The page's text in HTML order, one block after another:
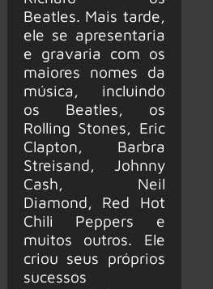
Beatles. Mais tarde,
ele se apresentaria
e gravaria com os
maiores nomes da
música, incluindo
os Beatles, os
Rolling Stones, Eric
Clapton, Barbra
Streisand, Johnny
Cash, Neil
Diamond, Red Hot
Chili Peppers e
muitos outros. Ele
criou seus próprios
sucessos